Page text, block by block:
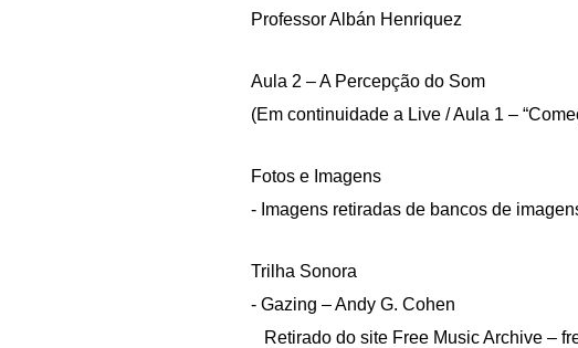
Professor Albán Henriquez
Aula 2 – A Percepção do Som
(Em continuidade a Live / Aula 1 –
Fotos e Imagens
- Imagens retiradas de bancos de
Trilha Sonora
- Gazing – Andy G. Cohen
Retirado do site Free Music Archive –